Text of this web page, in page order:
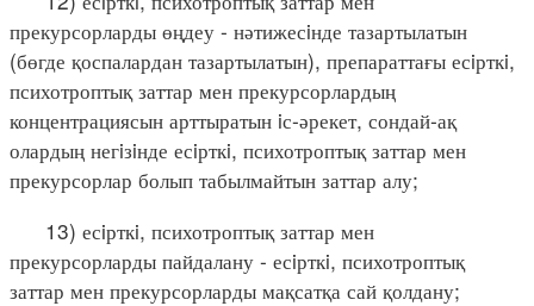
прекурсорларды өңдеу - нәтижесiнде тазартылатын
(бөгде қоспалардан тазартылатын), препараттағы есiрткi,
психотроптық заттар мен прекурсорлардың
концентрациясын арттыратын iс-әрекет, сондай-ақ
олардың негiзiнде есiрткi, психотроптық заттар мен
прекурсорлар болып табылмайтын заттар алу;
13) есiрткi, психотроптық заттар мен
прекурсорларды пайдалану - есiрткi, психотроптық
заттар мен прекурсорларды мақсатқа сай қолдану;